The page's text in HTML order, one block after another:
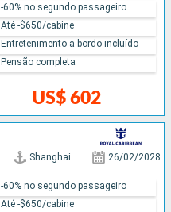
US$ 602
-60% no segundo passageiro
Até -$650/cabine
Entretenimento a bordo incluído
Pensão completa
Shanghai 26/02/2028
-60% no segundo passageiro
Até -$650/cabine